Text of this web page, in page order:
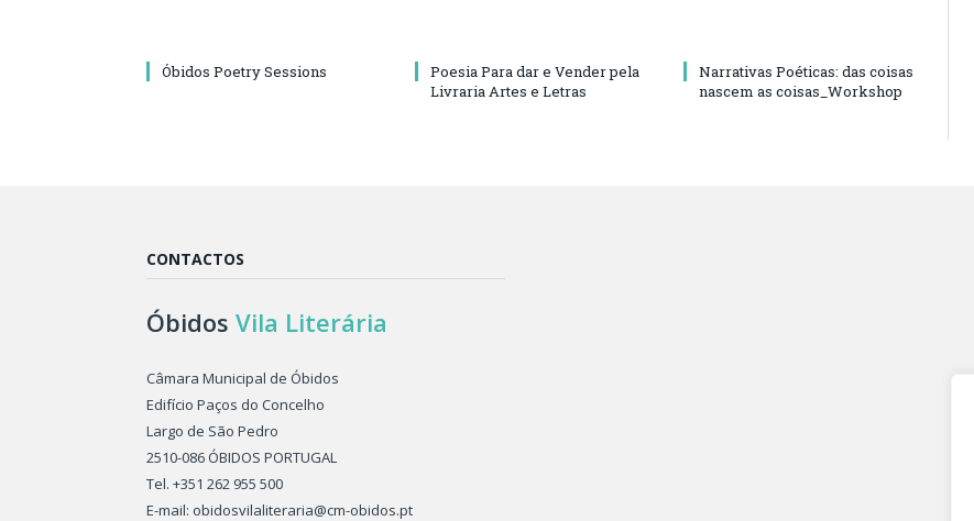
Óbidos Poetry Sessions
Poesia Para dar e Vender pela
Livraria Artes e Letras
Narrativas Poéticas: das coisas
nascem as coisas_Workshop
CONTACTOS
Óbidos Vila Literária
Câmara Municipal de Óbidos
Edifício Paços do Concelho
Largo de São Pedro
2510-086 ÓBIDOS PORTUGAL
Tel. +351 262 955 500
E-mail: obidosvilaliteraria@cm-obidos.pt